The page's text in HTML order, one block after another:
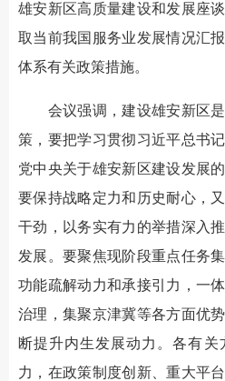
雄安新区高质量建设和发展座
取当前我国服务业发展情况汇
体系有关政策措施。
会议强调，建设雄安新区是
策，要把学习贯彻习近平总书
党中央关于雄安新区建设发展
要保持战略定力和历史耐心，
干劲，以务实有力的举措深入
发展。要聚焦现阶段重点任务
功能疏解动力和承接引力，一
治理，集聚京津冀等各方面优
断提升内生发展动力。各有
力，在政策制度创新、重大平